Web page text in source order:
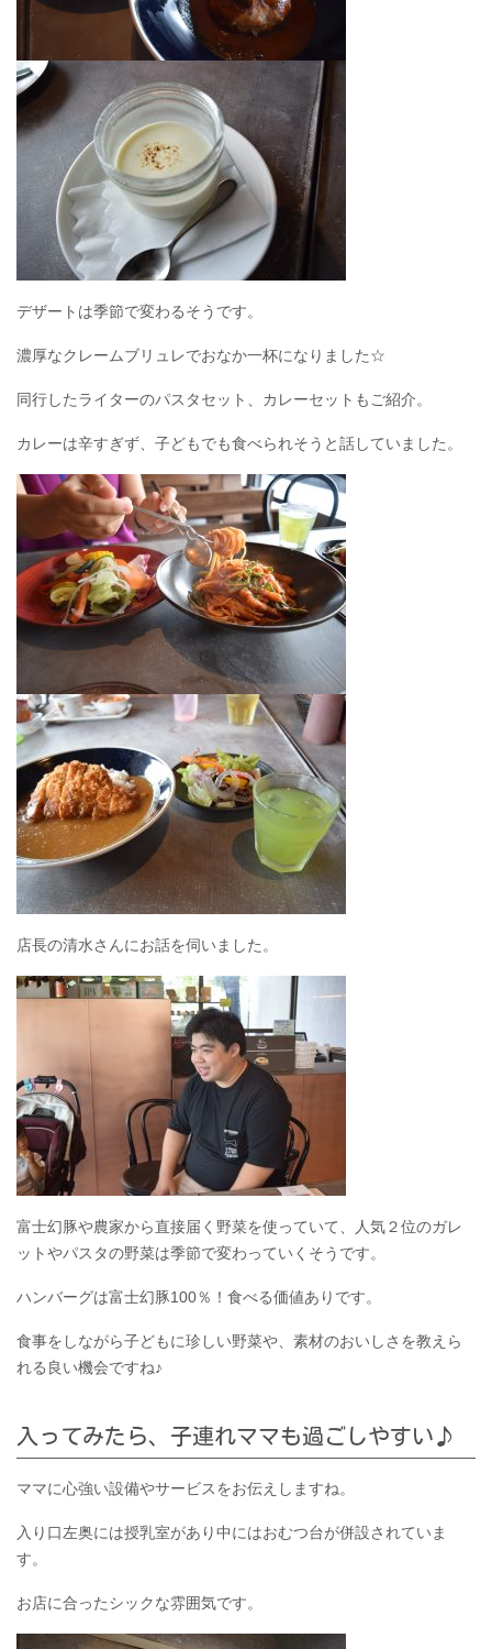
デザートは季節で変わるそうです。
濃厚なクレームブリュレでおなか一杯になりました☆
同行したライターのパスタセット、カレーセットもご紹介。
カレーは辛すぎず、子どもでも食べられそうと話していました。
店長の清水さんにお話を伺いました。
富士幻豚や農家から直接届く野菜を使っていて、人気２位のガレ
ットやパスタの野菜は季節で変わっていくそうです。
ハンバーグは富士幻豚100％！食べる価値ありです。
食事をしながら子どもに珍しい野菜や、素材のおいしさを教えら
れる良い機会ですね♪
入ってみたら、子連れママも過ごしやすい♪
ママに心強い設備やサービスをお伝えしますね。
入り口左奥には授乳室があり中にはおむつ台が併設されていま
す。
お店に合ったシックな雰囲気です。